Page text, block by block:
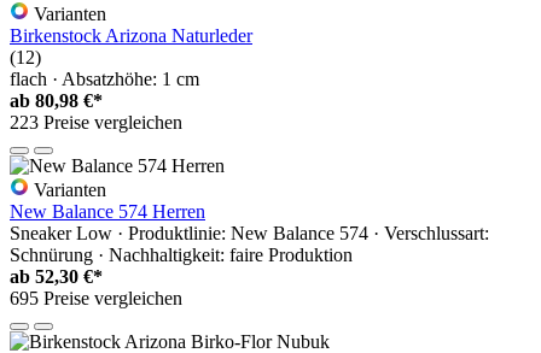
Varianten
Birkenstock Arizona Naturleder
(12)
flach · Absatzhöhe: 1 cm
ab 80,98 €*
223 Preise vergleichen
Varianten
New Balance 574 Herren
Sneaker Low · Produktlinie: New Balance 574 · Verschlussart:
Schnürung · Nachhaltigkeit: faire Produktion
ab 52,30 €*
695 Preise vergleichen